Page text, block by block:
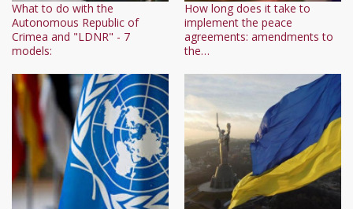
What to do with the
Autonomous Republic of
Crimea and "LDNR" - 7
models:
How long does it take to
implement the peace
agreements: amendments to
the…